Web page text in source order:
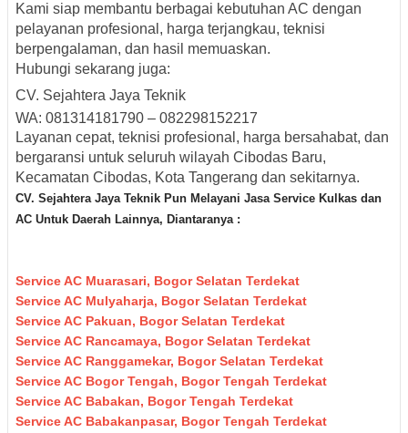
Kami siap membantu berbagai kebutuhan AC dengan
pelayanan profesional, harga terjangkau, teknisi
berpengalaman, dan hasil memuaskan.
Hubungi sekarang juga:
CV. Sejahtera Jaya Teknik
WA: 081314181790 – 082298152217
Layanan cepat, teknisi profesional, harga bersahabat, dan
bergaransi untuk seluruh wilayah Cibodas Baru,
Kecamatan Cibodas, Kota Tangerang dan sekitarnya.
CV. Sejahtera Jaya Teknik Pun Melayani Jasa Service Kulkas dan
AC Untuk Daerah Lainnya, Diantaranya :
Service AC Muarasari, Bogor Selatan Terdekat
Service AC Mulyaharja, Bogor Selatan Terdekat
Service AC Pakuan, Bogor Selatan Terdekat
Service AC Rancamaya, Bogor Selatan Terdekat
Service AC Ranggamekar, Bogor Selatan Terdekat
Service AC Bogor Tengah, Bogor Tengah Terdekat
Service AC Babakan, Bogor Tengah Terdekat
Service AC Babakanpasar, Bogor Tengah Terdekat